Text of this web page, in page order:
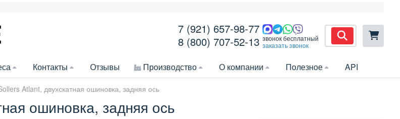
7 (921) 657-98-77
8 (800) 707-52-13 звонок бесплатный
заказать звонок
Контакты Отзывы Производство О компании Полезное API
Atlant, двухскатная ошиновка, задняя ось
ошиновка, задняя ось